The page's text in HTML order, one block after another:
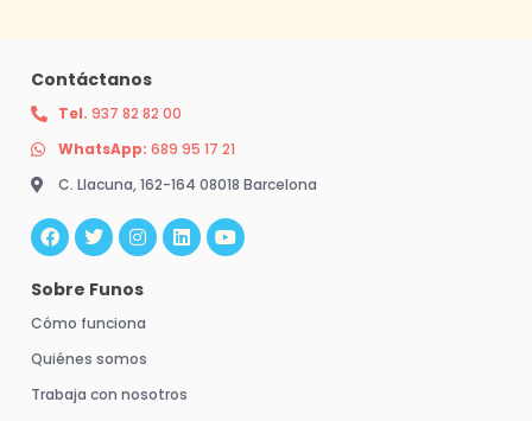
Contáctanos
Tel. 937 82 82 00
WhatsApp: 689 95 17 21
C. Llacuna, 162-164 08018 Barcelona
a
c
e
b
o
o
w
i
t
t
e
r
n
s
t
a
g
r
m
i
n
k
o
u
t
Sobre Funos
Cómo funciona
Quiénes somos
Trabaja con nosotros